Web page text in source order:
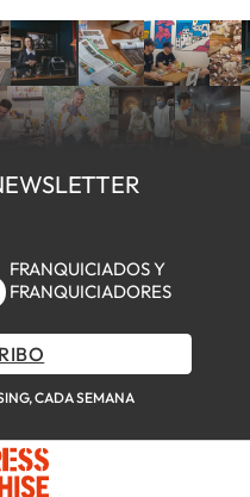
FRANQUICIADOS Y
FRANQUICIADORES
CADA SEMANA